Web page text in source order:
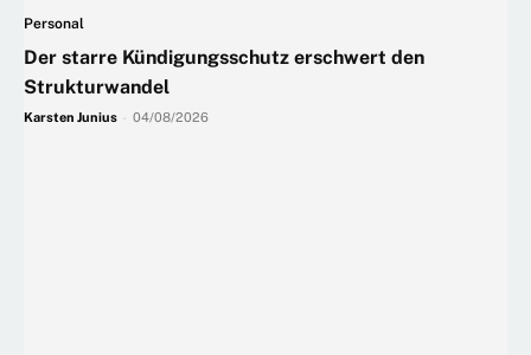
Personal
Der starre Kündigungsschutz erschwert den
Strukturwandel
Karsten Junius 04/08/2026